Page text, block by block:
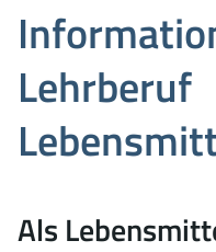
Lehrberuf
Als